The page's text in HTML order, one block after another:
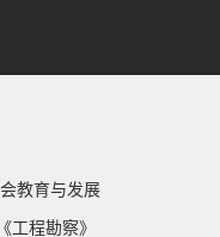
教育与发展
程勘察》